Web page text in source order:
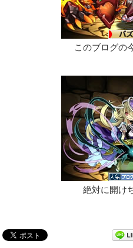
このブログの
絶対に開け